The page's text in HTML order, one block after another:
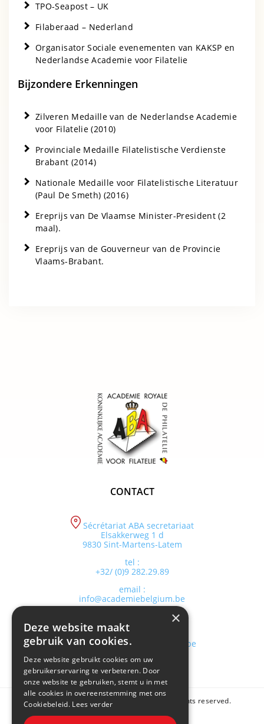
TPO-Seapost – UK
Filaberaad – Nederland
Organisator Sociale evenementen van KAKSP en
Nederlandse Academie voor Filatelie
Bijzondere Erkenningen
Zilveren Medaille van de Nederlandse Academie
voor Filatelie (2010)
Provinciale Medaille Filatelistische Verdienste
Brabant (2014)
Nationale Medaille voor Filatelistische Literatuur
(Paul De Smeth) (2016)
Ereprijs van De Vlaamse Minister-President (2
maal).
Ereprijs van de Gouverneur van de Provincie
Vlaams-Brabant.
CONTACT
Sécrétariat ABA secretariaat
Elsakkerweg 1 d
9830 Sint-Martens-Latem
tel :
+32/ (0)9 282.29.89
email :
info@academiebelgium.be
webmaster :
vandenhaute.johann@skynet.be
Copyright © 2026 Academie Belgium. All rights reserved.
×
Deze website maakt
gebruik van cookies.
Deze website gebruikt cookies om uw
gebruikerservaring te verbeteren. Door
onze website te gebruiken, stemt u in met
alle cookies in overeenstemming met ons
Cookiebeleid. Lees verder